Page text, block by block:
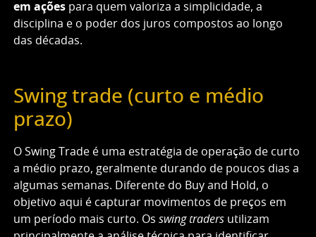
em ações para quem valoriza a simplicidade, a
disciplina e o poder dos juros compostos ao longo
das décadas.
Swing trade (curto e médio
prazo)
O Swing Trade é uma estratégia de operação de curto
a médio prazo, geralmente durando de poucos dias a
algumas semanas. Diferente do Buy and Hold, o
objetivo aqui é capturar movimentos de preços em
um período mais curto. Os swing traders utilizam